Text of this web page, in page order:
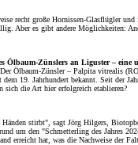
recht große Hornissen-Glasflügler und
Aber es gibt andere Möglichkeiten:
Ölbaum-Zünslers an Liguster – eine
Ölbaum-Zünsler – Palpita vitrealis
19. Jahrhundert bekannt. Seit der
sich die Art hier erfolgreich etablieren?
stirbt", sagt Jörg Hilgers,
um den "Schmetterling des Jahres
erreicht hat, was die Nachweise der